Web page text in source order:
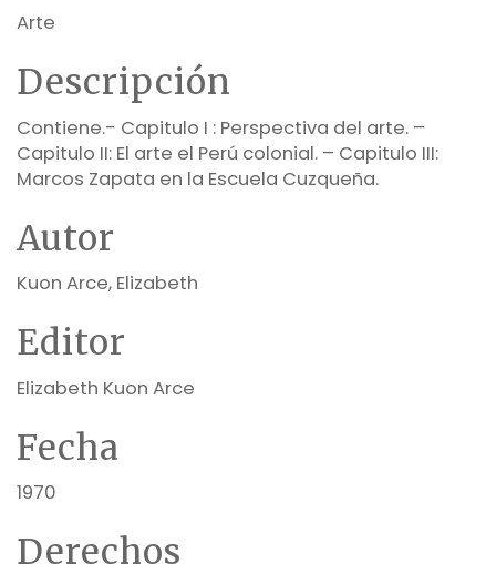
Arte
Descripción
Contiene.- Capitulo I : Perspectiva del arte. –
Capitulo II: El arte el Perú colonial. – Capitulo III:
Marcos Zapata en la Escuela Cuzqueña.
Autor
Kuon Arce, Elizabeth
Editor
Elizabeth Kuon Arce
Fecha
1970
Derechos